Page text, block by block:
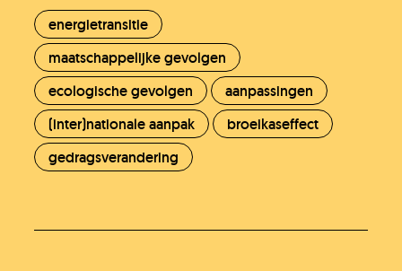
energietransitie
maatschappelijke gevolgen
ecologische gevolgen
aanpassingen
(inter)nationale aanpak
broeikaseffect
gedragsverandering